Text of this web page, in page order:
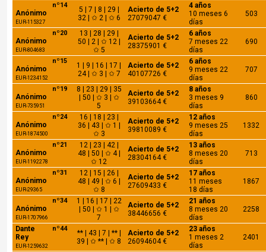
nº14
Anónimo
EUR-115327
5 | 7 | 8 | 29 |
32 | ✩ 2 | ✩ 6
Acierto de 5+2
27079047 €
4 años
10 meses 6
días
503
nº20
Anónimo
EUR-804683
13 | 28 | 29 |
50 | 2 | ✩ 12 |
✩ 5
Acierto de 5+2
28375901 €
6 años
7 meses 22
días
690
nº15
Anónimo
EUR-1234152
1 | 9 | 16 | 17 |
24 | ✩ 3 | ✩ 7
Acierto de 5+2
40107726 €
6 años
9 meses 22
días
707
nº19
Anónimo
EUR-735951
8 | 23 | 29 | 35
| 50 | ✩ 3 | ✩
5
Acierto de 5+2
39103664 €
8 años
3 meses 9
días
860
nº24
Anónimo
EUR-1874500
16 | 18 | 23 |
36 | 43 | ✩ 1 |
✩ 3
Acierto de 5+2
39810089 €
12 años
9 meses 25
días
1332
nº21
Anónimo
EUR-1192278
12 | 23 | 42 |
48 | 50 | ✩ 4 |
✩ 12
Acierto de 5+2
28304164 €
13 años
8 meses 20
días
713
nº31
Anónimo
EUR-29365
12 | 15 | 26 |
48 | 49 | ✩ 6 |
✩ 8
Acierto de 5+2
27609433 €
17 años
11 meses
18 días
1867
nº34
Anónimo
EUR-1707966
1 | 16 | 17 | 22
| 50 | ✩ 1 | ✩
7
Acierto de 5+2
38446656 €
21 años
8 meses 20
días
2258
nº44
Dante
Rey
EUR-1259632
** | 43 | 7 | ** |
39 | ✩ ** | ✩ 8
Acierto de 5+2
26094604 €
23 años
1 meses 2
días
2401